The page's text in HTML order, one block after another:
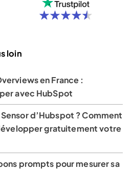
loin
en France :
avec HubSpot
d’Hubspot ? Comment
gratuitement votre
prompts pour mesurer sa